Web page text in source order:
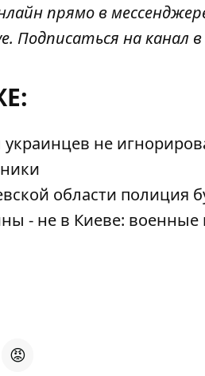
прямо в
. Подписаться на канал
не
области полиция
- не в Киеве:
😡